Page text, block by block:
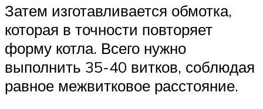
Затем изготавливается обмотка,
которая в точности повторяет
форму котла. Всего нужно
выполнить 35-40 витков, соблюдая
равное межвитковое расстояние.